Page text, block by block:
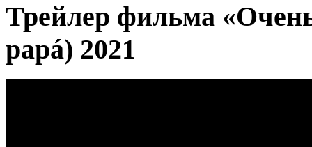
Трейлер фильма
papá) 2021